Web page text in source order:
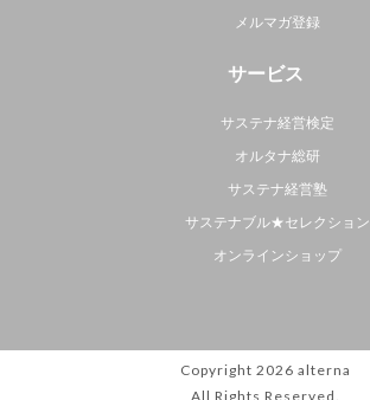
メルマガ登録
サービス
サステナ経営検定
オルタナ総研
サステナ経営塾
サステナブル★セレクション
オンラインショップ
Copyright 2026 alterna
All Rights Reserved.